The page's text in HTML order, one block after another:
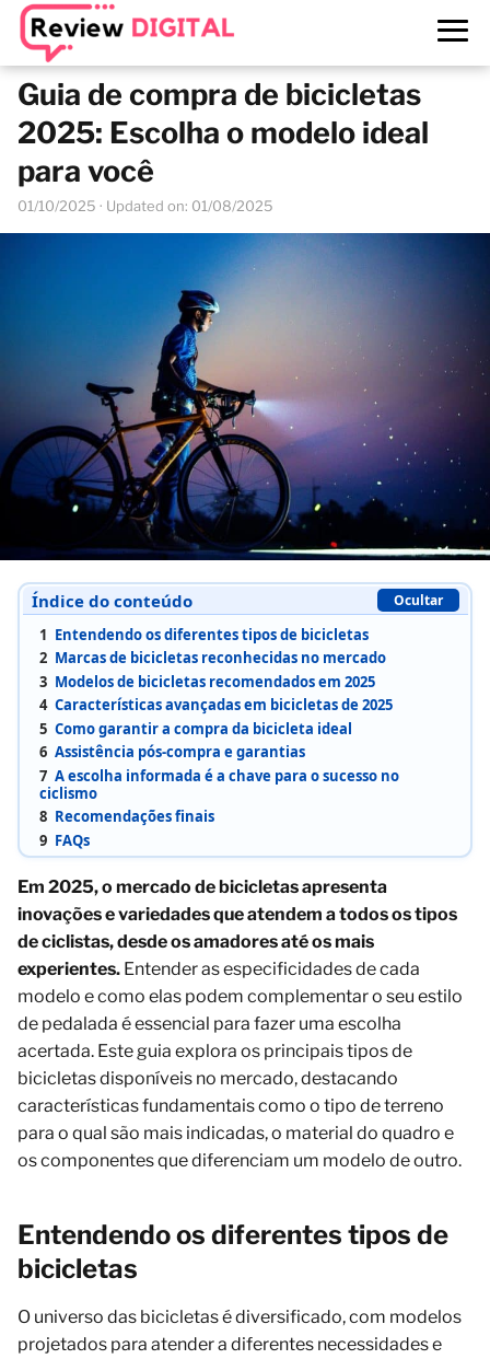
Guia de compra de bicicletas
2025: Escolha o modelo ideal
para você
01/10/2025 · Updated on: 01/08/2025
Índice do conteúdo Ocultar
1 Entendendo os diferentes tipos de bicicletas
2 Marcas de bicicletas reconhecidas no mercado
3 Modelos de bicicletas recomendados em 2025
4 Características avançadas em bicicletas de 2025
5 Como garantir a compra da bicicleta ideal
6 Assistência pós-compra e garantias
7 A escolha informada é a chave para o sucesso no
ciclismo
8 Recomendações finais
9 FAQs
Em 2025, o mercado de bicicletas apresenta
inovações e variedades que atendem a todos os tipos
de ciclistas, desde os amadores até os mais
experientes. Entender as especificidades de cada
modelo e como elas podem complementar o seu estilo
de pedalada é essencial para fazer uma escolha
acertada. Este guia explora os principais tipos de
bicicletas disponíveis no mercado, destacando
características fundamentais como o tipo de terreno
para o qual são mais indicadas, o material do quadro e
os componentes que diferenciam um modelo de outro.
Entendendo os diferentes tipos de
bicicletas
O universo das bicicletas é diversificado, com modelos
projetados para atender a diferentes necessidades e